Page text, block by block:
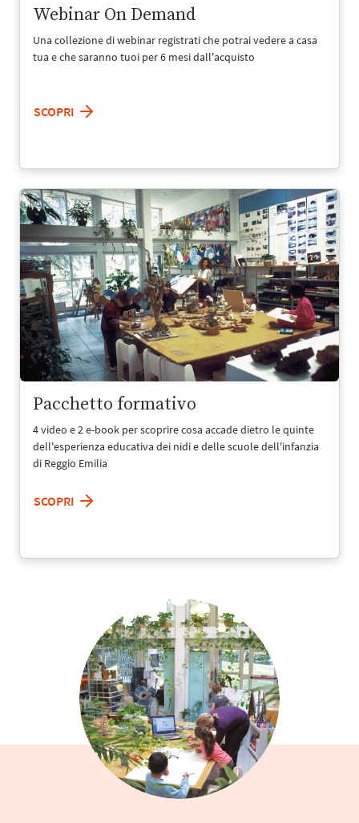
Webinar On Demand
Una collezione di webinar registrati che potrai vedere a casa
tua e che saranno tuoi per 6 mesi dall'acquisto
SCOPRI
Pacchetto formativo
4 video e 2 e-book per scoprire cosa accade dietro le quinte
dell'esperienza educativa dei nidi e delle scuole dell'infanzia
di Reggio Emilia
SCOPRI